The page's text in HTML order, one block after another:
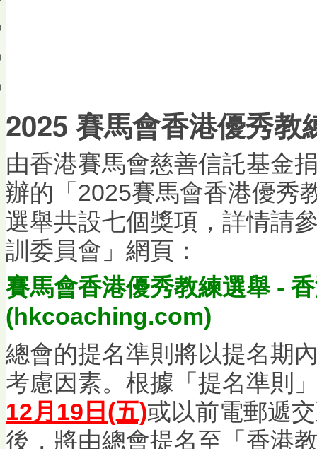
2025 賽馬會香港優秀教
由香港賽馬會慈善信託基金
辦的「2025賽馬會香港優秀
選舉共設七個獎項，詳情請
訓委員會」網頁：
賽馬會香港優秀教練選舉 -
(hkcoaching.com)
總會的提名準則將以提名期
考慮因素。根據「提名準則
12月19日(五)或以前電郵遞
後，將由總會提名至「香港